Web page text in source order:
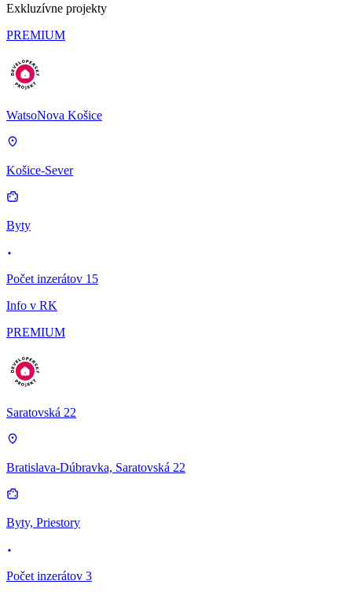
Exkluzívne projekty
PREMIUM
WatsoNova Košice
Košice-Sever
Byty
Počet inzerátov 15
Info v RK
PREMIUM
Saratovská 22
Bratislava-Dúbravka, Saratovská 22
Byty, Priestory
Počet inzerátov 3